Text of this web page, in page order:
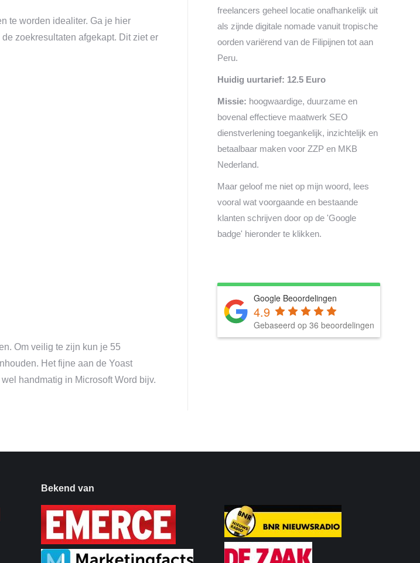
te worden idealiter. Ga je hier
zoekresultaten afgekapt. Dit ziet er
Om veilig te zijn kun je 55
Het fijne aan de Yoast
handmatig in Microsoft Word bijv.
freelancers geheel locatie onafhankelijk uit
als zijnde digitale nomade vanuit tropische
oorden variërend van de Filipijnen tot aan
Peru.
Huidig uurtarief: 12.5 Euro
Missie: hoogwaardige, duurzame en
bovenal effectieve maatwerk SEO
dienstverlening toegankelijk, inzichtelijk en
betaalbaar maken voor ZZP en MKB
Nederland.
Maar geloof me niet op mijn woord, lees
vooral wat voorgaande en bestaande
klanten schrijven door op de 'Google
badge' hieronder te klikken.
Google Beoordelingen
4.9
Gebaseerd op 36 beoordelingen
Bekend van